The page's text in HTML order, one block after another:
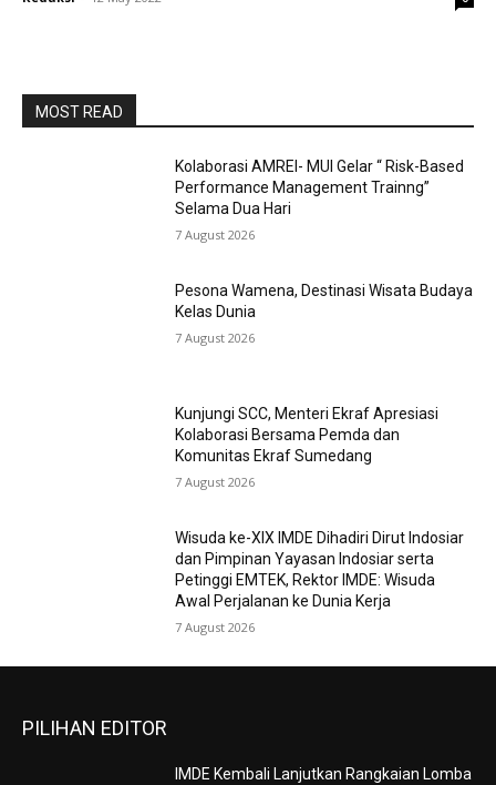
MOST READ
Kolaborasi AMREI- MUI Gelar “ Risk-Based
Performance Management Trainng”
Selama Dua Hari
7 August 2026
Pesona Wamena, Destinasi Wisata Budaya
Kelas Dunia
7 August 2026
Kunjungi SCC, Menteri Ekraf Apresiasi
Kolaborasi Bersama Pemda dan
Komunitas Ekraf Sumedang
7 August 2026
Wisuda ke-XIX IMDE Dihadiri Dirut Indosiar
dan Pimpinan Yayasan Indosiar serta
Petinggi EMTEK, Rektor IMDE: Wisuda
Awal Perjalanan ke Dunia Kerja
7 August 2026
PILIHAN EDITOR
IMDE Kembali Lanjutkan Rangkaian Lomba